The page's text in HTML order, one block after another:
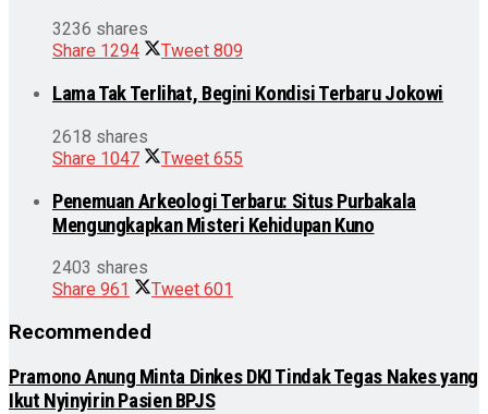
3236 shares
Share 1294 Tweet 809
Lama Tak Terlihat, Begini Kondisi Terbaru Jokowi
2618 shares
Share 1047 Tweet 655
Penemuan Arkeologi Terbaru: Situs Purbakala
Mengungkapkan Misteri Kehidupan Kuno
2403 shares
Share 961 Tweet 601
Recommended
Pramono Anung Minta Dinkes DKI Tindak Tegas Nakes yang
Ikut Nyinyirin Pasien BPJS